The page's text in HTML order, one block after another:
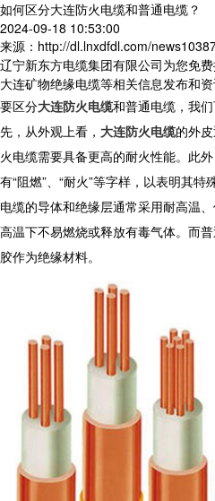
如何区分大连防火电缆和普通电缆？
2024-09-18 10:53:00
来源：http://dl.lnxdfdl.com/
辽宁新东方电缆集团有限公司为您免
大连矿物绝缘电缆等相关信息发布和
要区分大连防火电缆和普通电缆，我
先，从外观上看， 大连防火电缆的外
火电缆需要具备更高的耐火性能。此
有“阻燃”、“耐火”等字样，以表明其
电缆的导体和绝缘层通常采用耐高温
高温下不易燃烧或释放有毒气体。而
胶作为绝缘材料。